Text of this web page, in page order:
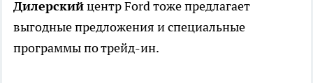
Дилерскийцентр Ford тоже предлагает
выгодные предложения и специальные
программы по трейд-ин.